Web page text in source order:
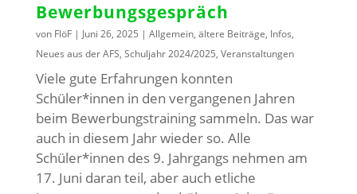
Bewerbungsgespräch
von FlöF| Juni 26, 2025 | Allgemein, ältere Beiträge, Infos,
Neues aus der AFS, Schuljahr 2024/2025, Veranstaltungen
Viele gute Erfahrungen konnten
Schüler*innen in den vergangenen Jahren
beim Bewerbungstraining sammeln. Das war
auch in diesem Jahr wieder so. Alle
Schüler*innen des 9. Jahrgangs nehmen am
17. Juni daran teil, aber auch etliche